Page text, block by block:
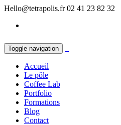
Hello@tetrapolis.fr 02 41 23 82 32
Toggle navigation
Accueil
Le pôle
Coffee Lab
Portfolio
Formations
Blog
Contact